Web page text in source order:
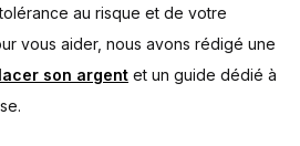
au risque et de votre
vous aider, nous avons rédigé une
son argent et un guide dédié à